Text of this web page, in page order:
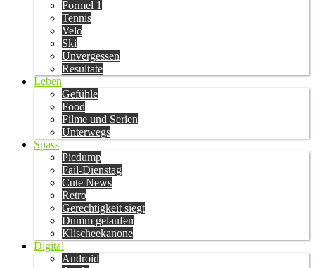
Formel 1
Tennis
Velo
Ski
Unvergessen
Resultate
Leben
Gefühle
Food
Filme und Serien
Unterwegs
Spass
Picdump
Fail-Dienstag
Cute News
Retro
Gerechtigkeit siegt
Dumm gelaufen
Klischeekanone
Digital
Android